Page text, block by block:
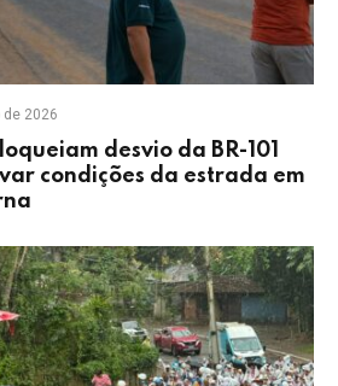
2026
desvio da BR-101
condições da estrada em